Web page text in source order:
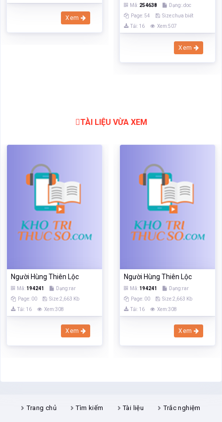
Xem
Mã: 254638
Dạng:.doc
Page: 54
Size:chưa biết
Tải: 16
Xem:507
Xem
TÀI LIỆU VỪA XEM
Người Hùng Thiên Lộc
Mã: 194241
Dạng:rar
Page: 00
Size:2,663 Kb
Tải: 16
Xem:308
Xem
Người Hùng Thiên Lộc
Mã: 194241
Dạng:rar
Page: 00
Size:2,663 Kb
Tải: 16
Xem:308
Xem
Trang chủ Tìm kiếm Tài liệu Trắc nghiệm